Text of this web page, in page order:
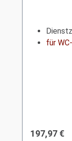
für
Regulärer
197,97 €